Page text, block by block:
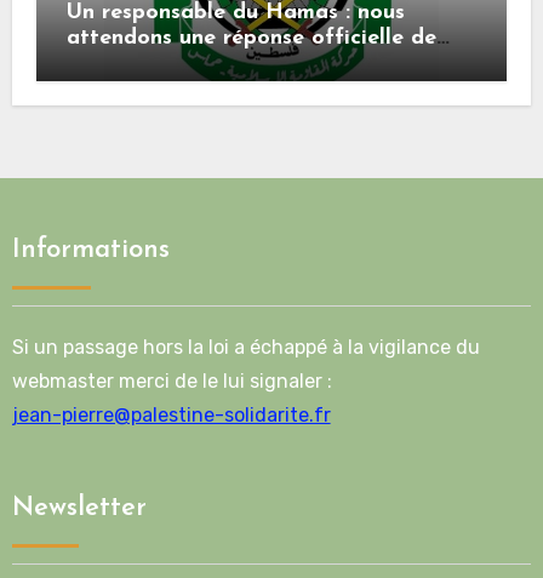
Un responsable du Hamas : nous
attendons une réponse officielle de
Mladenov concernant la feuille de
Informations
Si un passage hors la loi a échappé à la vigilance du
webmaster merci de le lui signaler :
jean-pierre@palestine-solidarite.fr
Newsletter